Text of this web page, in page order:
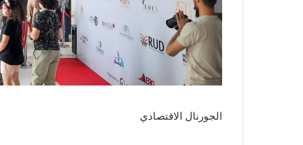
الجورنال الاقتصادي